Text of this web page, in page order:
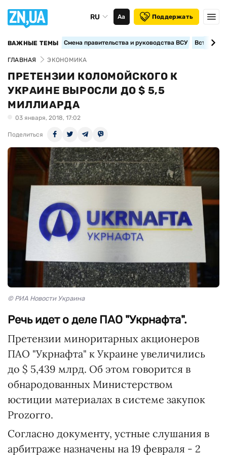
RU Аа Поддержать
ВАЖНЫЕ ТЕМЫ Смена правительства и руководства ВСУ
ГЛАВНАЯ ЭКОНОМИКА
ПРЕТЕНЗИИ КОЛОМОЙСКОГО К
УКРАИНЕ ВЫРОСЛИ ДО $ 5,5
МИЛЛИАРДА
03 января, 2018, 17:02
Поделиться
© РИА Новости Украина
Речь идет о деле ПАО "Укрнафта".
Претензии миноритарных акционеров
ПАО "Укрнафта" к Украине увеличились
до $ 5,439 млрд. Об этом говорится в
обнародованных Министерством
юстиции материалах в системе закупок
Prozorro.
Согласно документу, устные слушания в
арбитраже назначены на 19 февраля - 2